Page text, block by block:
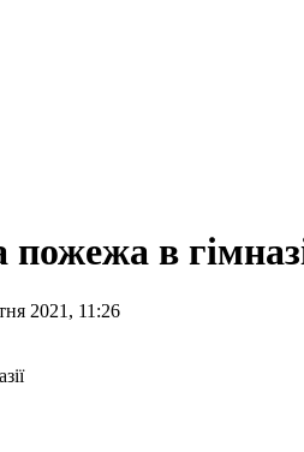
в
2021, 11:26